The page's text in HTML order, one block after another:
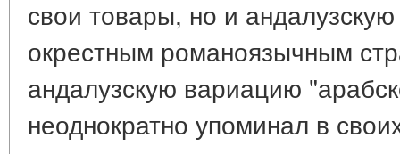
свои товары, но и
окрестным романоязычным
андалузскую вариацию
неоднократно упоминал в